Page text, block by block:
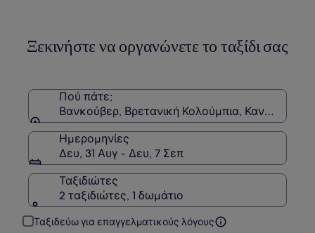
σχετικά
με
τιμή.
Ξεκινήστε να οργανώνετε το ταξίδι σας
Πού πάτε;
Βανκούβερ, Βρετανική Κολούμπια, Καναδάς
Ημερομηνίες
Δευ, 31 Αυγ - Δευ, 7 Σεπ
Ταξιδιώτες
2 ταξιδιώτες, 1 δωμάτιο
Ταξιδεύω για επαγγελματικούς λόγους